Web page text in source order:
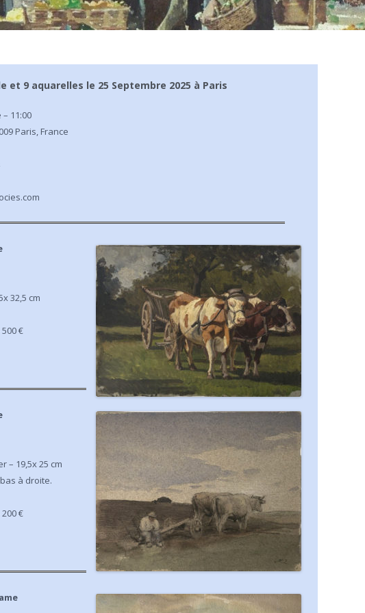
LA LETTRE #06
et 9 aquarelles le 25 Septembre 2025 à Paris
11:00
Paris, France
32,5 cm
€
– 19,5x 25 cm
à droite.
200 €